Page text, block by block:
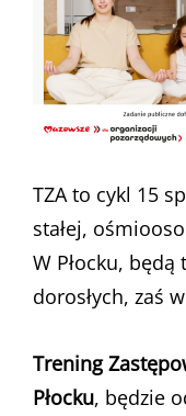
TZA to cykl 15
stałej,
W Płocku,
dorosłych, zaś
Trening
Płocku, będzie